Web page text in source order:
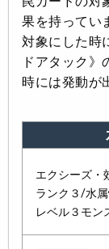
果を持ってい
対象にした時
ドアタック》
時には発動が
エクシーズ・
ランク３/水
レベル３モン